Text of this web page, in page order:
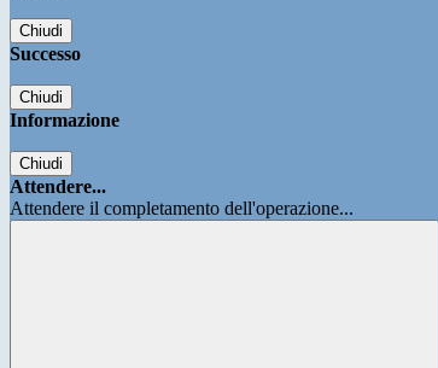
Chiudi
Successo
Chiudi
Informazione
Chiudi
Attendere...
Attendere il completamento dell'operazione...